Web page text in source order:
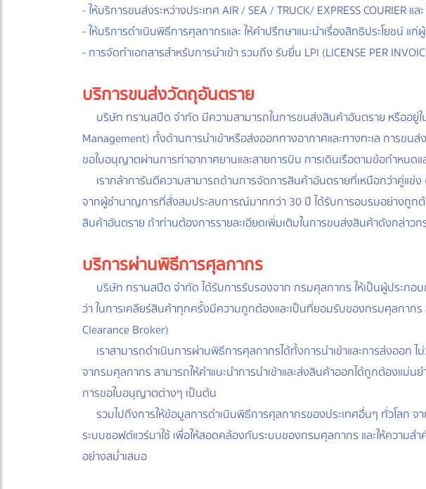
- ให้บริการขนส่งระหว่างประเทศ AIR / SEA / TRUCK/ EXPRESS COURIER แ
- ให้บริการดำเนินพิธีการศุลกากรและ ให้คำปรึกษาแนะนำเรื่องสิทธิประโยชน์ แก่
- การจัดทำเอกสารสำหรับการนำเข้า รวมถึง รับยื่น LPI (LICENSE PER
บริการขนส่งวัตถุอันตราย
บริษัท ทรานสปีด จำกัด มีความสามารถในการขนส่งสินค้าอันตราย หรืออยู่
Management) ทั้งด้านการนำเข้าหรือส่งออกทางอากาศและทางทะเล การข
ขอใบอนุญาตผ่านการท่าอากาศยานและสายการบิน การเดินเรือตามข้อกำหนด
เรากล้าการันตีความสามารถด้านการจัดการสินค้าอันตรายที่เหนือกว่าคู่แข่ง
จากผู้ชำนาญการที่สั่งสมประสบการณ์มากกว่า 30 ปี ได้รับการอบรมอย่างถูก
สินค้าอันตราย ถ้าท่านต้องการรายละเอียดเพิ่มเติมในการขนส่งสินค้าดังกล่าว
บริการผ่านพิธีการศุลกากร
บริษัท ทรานสปีด จำกัด ได้รับการรับรองจาก กรมศุลกากร ให้เป็นผู้ประกอ
ว่า ในการเคลียร์สินค้าทุกครั้งมีความถูกต้องและเป็นที่ยอมรับของกรมศุลกาก
Clearance Broker)
เราสามารถดำเนินการผ่านพิธีการศุลกากรได้ทั้งการนำเข้าและการส่งออก
จากรมศุลกากร สามารถให้คำแนะนำการนำเข้าและส่งสินค้าออกได้ถูกต้องแม่
การขอใบอนุญาตต่างๆ เป็นต้น
รวมไปถึงการให้ข้อมูลการดำเนินพิธีการศุลกากรของประเทศอื่นๆ ทั่วโลก
ระบบซอฟต์แวร์มาใช้ เพื่อให้สอดคล้องกับระบบของกรมศุลกากร และให้ความ
อย่างสม่ำเสมอ